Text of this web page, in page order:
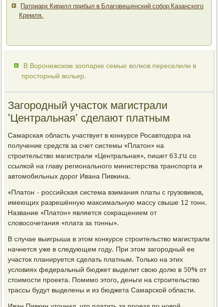
Патриарх Кирилл прибыл в Благовещенский собор Казанского
Кремля.
В Воронежском зоопарке семью волков переселили в
просторный вольер.
Загородный участок магистрали
'Центральная' сделают платным
Самарская область участвует в конкурсе Росавтодора на
получение средств за счет системы «Платон» на
строительство магистрали «Центральная», пишет 63.ru со
ссылкой на главу регионального министерства транспорта и
автомобильных дорог Ивана Пивкина.
«Платон - российская система взимания платы с грузовиков,
имеющих разрешённую максимальную массу свыше 12 тонн.
Название «Платон» является сокращением от
словосочетания «плата за тонны».
В случае выигрыша в этом конкурсе строительство магистрали
начнется уже в следующем году. При этом загородный ее
участок планируется сделать платным. Только на этих
условиях федеральный бюджет выделит свою долю в 50% от
стоимости проекта. Помимо этого, деньги на строительство
трассы будут выделены и из бюджета Самарской области.